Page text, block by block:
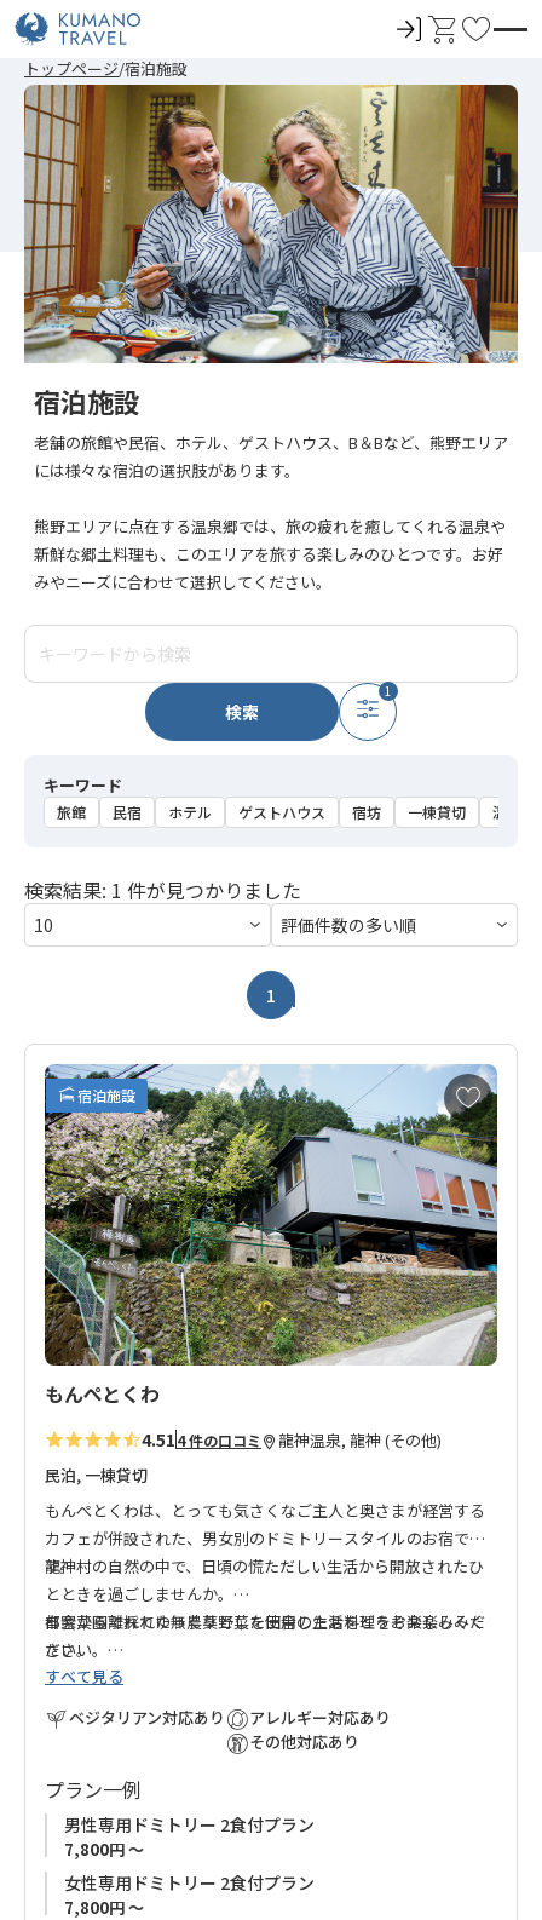
ロ
イ
ン
カ
ト
お
に
入
り
トップページ 宿泊施設
宿泊施設
老舗の旅館や民宿、ホテル、ゲストハウス、B＆Bなど、熊野エリア
には様々な宿泊の選択肢があります。
熊野エリアに点在する温泉郷では、旅の疲れを癒してくれる温泉や
新鮮な郷土料理も、このエリアを旅する楽しみのひとつです。お好
みやニーズに合わせて選択してください。
検索
1
キーワード
旅館 民宿 ホテル ゲストハウス 宿坊 一棟貸切 温泉
検索結果: 1 件が見つかりました
1
宿泊施設
お
気
に
入
り
に
追
加
もんぺとくわ
4.514 件の口コミ
龍神温泉, 龍神 (その他)
民泊, 一棟貸切
もんぺとくわは、とっても気さくなご主人と奥さまが経営する
カフェが併設された、男女別のドミトリースタイルのお宿で
す。
龍神村の自然の中で、日頃の慌ただしい生活から開放されたひ
とときを過ごしませんか。
自家菜園で採れた無農薬野菜を使用したお料理をお楽しみくだ
さい。
もんぺとくわより１３キロ北に日本三美人の湯として有名な龍
神温泉の元湯がございますので、ご宿泊のお客様はそちらをご
利用ください。
都会から離れてゆっくりとした田舎の生活をどうぞお楽しみく
ださい。
●休館日：毎週 日・月・火
※月曜日が祝日の場合は宿泊可能です。各プランページのお申
込み内容にあるカレンダーでご確認ください。
●12月26日～1月4日 は休館とさせていただきます。
すべて見る
ベジタリアン対応あり
アレルギー対応あり
その他対応あり
プラン一例
男性専用ドミトリー 2食付プラン
7,800円 ～
女性専用ドミトリー 2食付プラン
7,800円 ～